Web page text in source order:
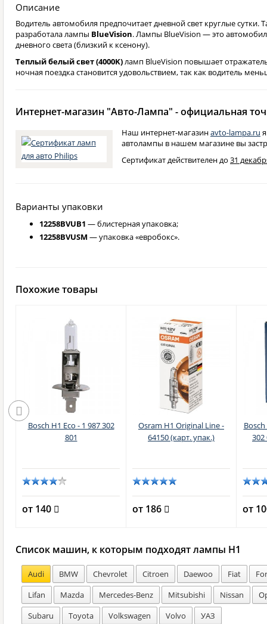
Описание
Водитель автомобиля предпочитает дневной свет круглые
разработала лампы BlueVision. Лампы BlueVision — это
дневного света (близкий к ксенону).
Теплый белый свет (4000K)ламп BlueVision повышает
ночная поездка становится удовольствием, так как водитель
Интернет-магазин "Авто-Лампа" - официальная
Наш интернет-магазинavto-lampa.ru
автолампы в нашем магазине вы
Сертификат действителен до 31
Варианты упаковки
12258BVUB1 — блистерная упаковка;
12258BVUSM— упаковка «евробокс».
Похожие товары
Bosch H1 Eco - 1 987 302
801
от 140
Osram H1 Original Line -
64150 (карт. упак.)
от 186
302
от
Список машин, к которым подходят лампы H1
Audi BMW Chevrolet Citroen Daewoo Fiat
Lifan
Mazda Mercedes-Benz Mitsubishi Nissan
Subaru
Toyota Volkswagen Volvo УАЗ